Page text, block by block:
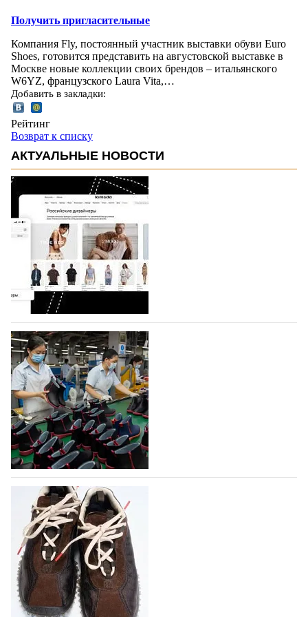
Получить пригласительные
Компания Fly, постоянный участник выставки обуви Euro
Shoes, готовится представить на августовской выставке в
Москве новые коллекции своих брендов – итальянского
W6YZ, французского Laura Vita,…
Добавить в закладки:
Рейтинг
Возврат к списку
АКТУАЛЬНЫЕ НОВОСТИ
На платформе Lamoda - новый раздел и
условия продвижения локальных
дизайнерских марок
Российский маркетплейс Lamoda решил обновить
раздел для продажи продукции локальных
дизайнерских марок одежды, обуви и аксессуаров.
Бренды также получат маркетинговую…
06.08.2026 325
Объем мирового производства обуви в
2025 году практически не увеличился
В 2025 году мировое производство обуви
практически не изменилось, зафиксировав
незначительный рост на 0,1% до 24,6 млрд пар, -
данные опубликованы в аналитическом вестнике